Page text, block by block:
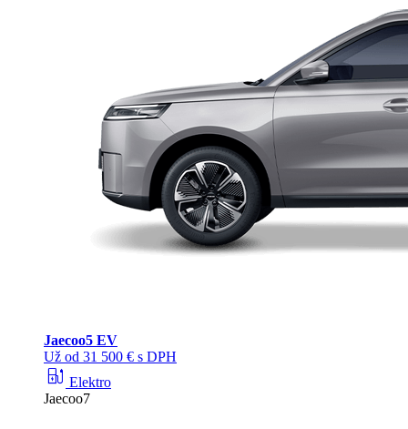
Jaecoo5 EV
Už od 31 500 € s DPH
ev_station Elektro
Jaecoo7